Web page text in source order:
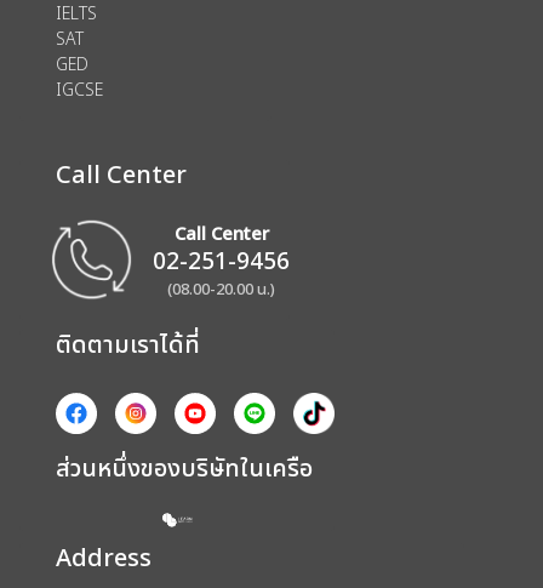
IELTS
SAT
GED
IGCSE
Call Center
Call Center
02-251-9456
(08.00-20.00 น.)
ติดตามเราได้ที่
ส่วนหนึ่งของบริษัทในเครือ
Address